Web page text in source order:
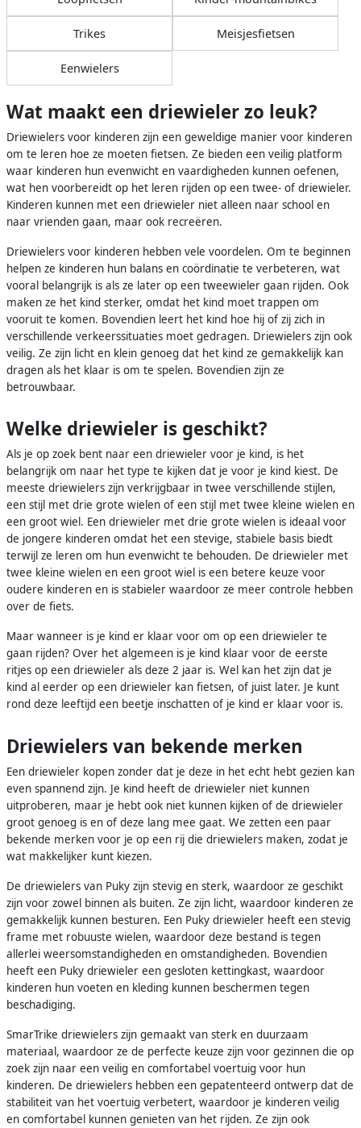
Trikes Meisjesfietsen
Eenwielers
Wat maakt een driewieler zo leuk?
Driewielers voor kinderen zijn een geweldige manier voor kinderen
om te leren hoe ze moeten fietsen. Ze bieden een veilig platform
waar kinderen hun evenwicht en vaardigheden kunnen oefenen,
wat hen voorbereidt op het leren rijden op een twee- of driewieler.
Kinderen kunnen met een driewieler niet alleen naar school en
naar vrienden gaan, maar ook recreëren.
Driewielers voor kinderen hebben vele voordelen. Om te beginnen
helpen ze kinderen hun balans en coördinatie te verbeteren, wat
vooral belangrijk is als ze later op een tweewieler gaan rijden. Ook
maken ze het kind sterker, omdat het kind moet trappen om
vooruit te komen. Bovendien leert het kind hoe hij of zij zich in
verschillende verkeerssituaties moet gedragen. Driewielers zijn ook
veilig. Ze zijn licht en klein genoeg dat het kind ze gemakkelijk kan
dragen als het klaar is om te spelen. Bovendien zijn ze
betrouwbaar.
Welke driewieler is geschikt?
Als je op zoek bent naar een driewieler voor je kind, is het
belangrijk om naar het type te kijken dat je voor je kind kiest. De
meeste driewielers zijn verkrijgbaar in twee verschillende stijlen,
een stijl met drie grote wielen of een stijl met twee kleine wielen en
een groot wiel. Een driewieler met drie grote wielen is ideaal voor
de jongere kinderen omdat het een stevige, stabiele basis biedt
terwijl ze leren om hun evenwicht te behouden. De driewieler met
twee kleine wielen en een groot wiel is een betere keuze voor
oudere kinderen en is stabieler waardoor ze meer controle hebben
over de fiets.
Maar wanneer is je kind er klaar voor om op een driewieler te
gaan rijden? Over het algemeen is je kind klaar voor de eerste
ritjes op een driewieler als deze 2 jaar is. Wel kan het zijn dat je
kind al eerder op een driewieler kan fietsen, of juist later. Je kunt
rond deze leeftijd een beetje inschatten of je kind er klaar voor is.
Driewielers van bekende merken
Een driewieler kopen zonder dat je deze in het echt hebt gezien kan
even spannend zijn. Je kind heeft de driewieler niet kunnen
uitproberen, maar je hebt ook niet kunnen kijken of de driewieler
groot genoeg is en of deze lang mee gaat. We zetten een paar
bekende merken voor je op een rij die driewielers maken, zodat je
wat makkelijker kunt kiezen.
De driewielers van Puky zijn stevig en sterk, waardoor ze geschikt
zijn voor zowel binnen als buiten. Ze zijn licht, waardoor kinderen ze
gemakkelijk kunnen besturen. Een Puky driewieler heeft een stevig
frame met robuuste wielen, waardoor deze bestand is tegen
allerlei weersomstandigheden en omstandigheden. Bovendien
heeft een Puky driewieler een gesloten kettingkast, waardoor
kinderen hun voeten en kleding kunnen beschermen tegen
beschadiging.
SmarTrike driewielers zijn gemaakt van sterk en duurzaam
materiaal, waardoor ze de perfecte keuze zijn voor gezinnen die op
zoek zijn naar een veilig en comfortabel voertuig voor hun
kinderen. De driewielers hebben een gepatenteerd ontwerp dat de
stabiliteit van het voertuig verbetert, waardoor je kinderen veilig
en comfortabel kunnen genieten van het rijden. Ze zijn ook